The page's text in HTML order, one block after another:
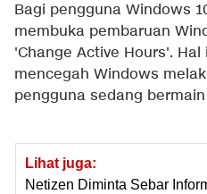
Bagi pengguna Windows
membuka pembaruan
'Change Active Hours'.
mencegah Windows
pengguna sedang
Lihat juga:
Netizen Diminta Sebar